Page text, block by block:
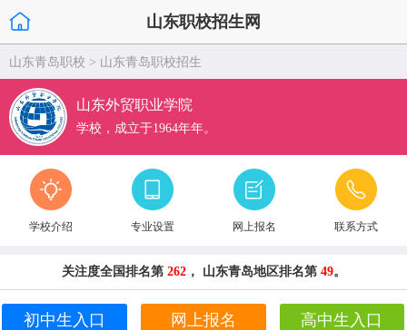
山东职校招生网
山东青岛职校 > 山东青岛职校招生
山东外贸职业学院
学校，成立于1964年年。
学校介绍 专业设置 网上报名 联系方式
关注度全国排名第 262， 山东青岛地区排名第 49。
初中生入口 网上报名 高中生入口